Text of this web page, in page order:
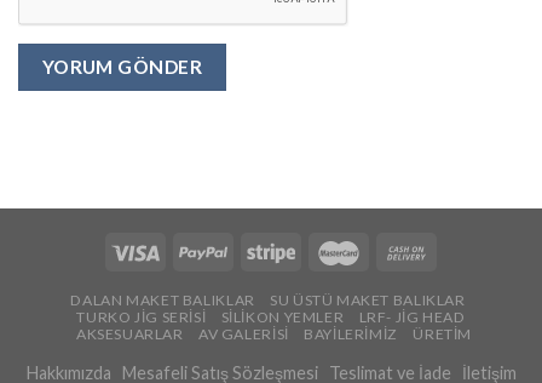
DALAN MAKET BALIKLAR
SU ÜSTÜ MAKET BALIKLAR
TURKO JİG SERİSİ
SİLİKON YEMLER
LRF- JİG HEAD
AKSESUARLAR
AV GALERİSİ BAYİLERİMİZ ÜRETİM
Hakkımızda Mesafeli Satış Sözleşmesi Teslimat ve İade İletişim